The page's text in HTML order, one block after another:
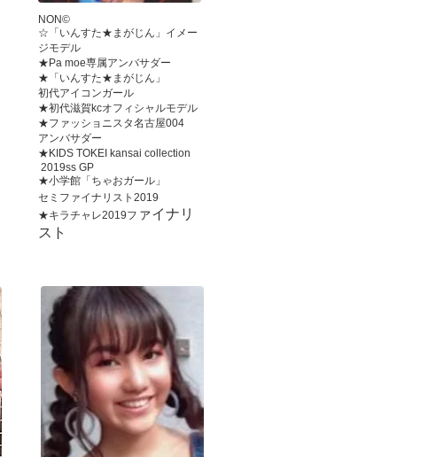
NON©
☆「いんすた★まがじん」イメー
ジモデル
★Pa moe専属アンバサダー
★「いんすた★まがじん」
初代アイコンガール
★初代滋賀kcオフィシャルモデル
★ファッショニスタ名古屋004
アンバサダー
★KIDS TOKEI kansai collection
2019ss GP
★小学館「ちゃおガール」
セミファイナリスト2019
★キラチャレ2019フ ァイナリ
スト